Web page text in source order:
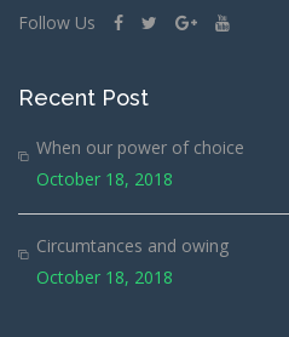
Follow Us
Recent Post
When our power of choice
October 18, 2018
Circumtances and owing
October 18, 2018